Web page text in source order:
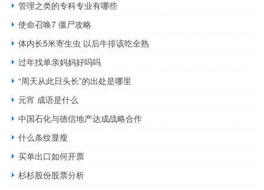
管理之类的专科专业有哪些
使命召唤7 僵尸攻略
体内长5米寄生虫 以后牛排该吃全熟
过年找单亲妈妈好吗吗
“周天从此日头长”的出处是哪里
元宵 成语是什么
中国石化与德信地产达成战略合作
什么条纹显瘦
买单出口如何开票
杉杉股份股票分析